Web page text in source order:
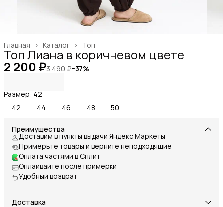
Топ
Каталог ›
Главная ›
Топ Лиана в коричневом цвете
2 200 ₽3 490 ₽−37%
Размер: 42
42
44 46 48 50
Преимущества
Доставим в пункты выдачи Яндекс Маркеты
Примерьте товары и верните неподходящие
Оплата частями в Сплит
Оплаивайте после примерки
Удобный возврат
Доставка